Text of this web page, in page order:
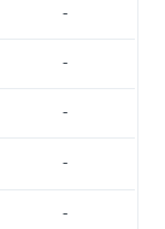
-
-
-
-
-